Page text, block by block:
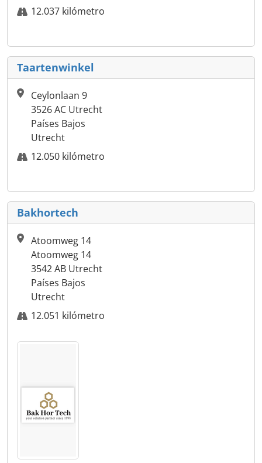
12.037 kilómetro
Taartenwinkel
Ceylonlaan 9
3526 AC Utrecht
Países Bajos
Utrecht
12.050 kilómetro
Bakhortech
Atoomweg 14
Atoomweg 14
3542 AB Utrecht
Países Bajos
Utrecht
12.051 kilómetro